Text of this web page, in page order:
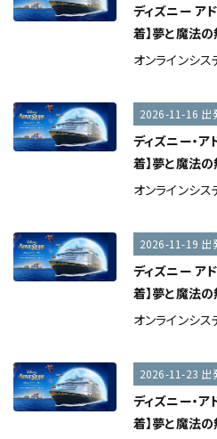
ディズニー ア
着】夢と魔法
オンラインシ
2026-11-16 出
ディズニー・
着】夢と魔法
オンラインシ
2026-11-19 出
ディズニー ア
着】夢と魔法
オンラインシ
2026-11-23 出
ディズニー・
着】夢と魔法